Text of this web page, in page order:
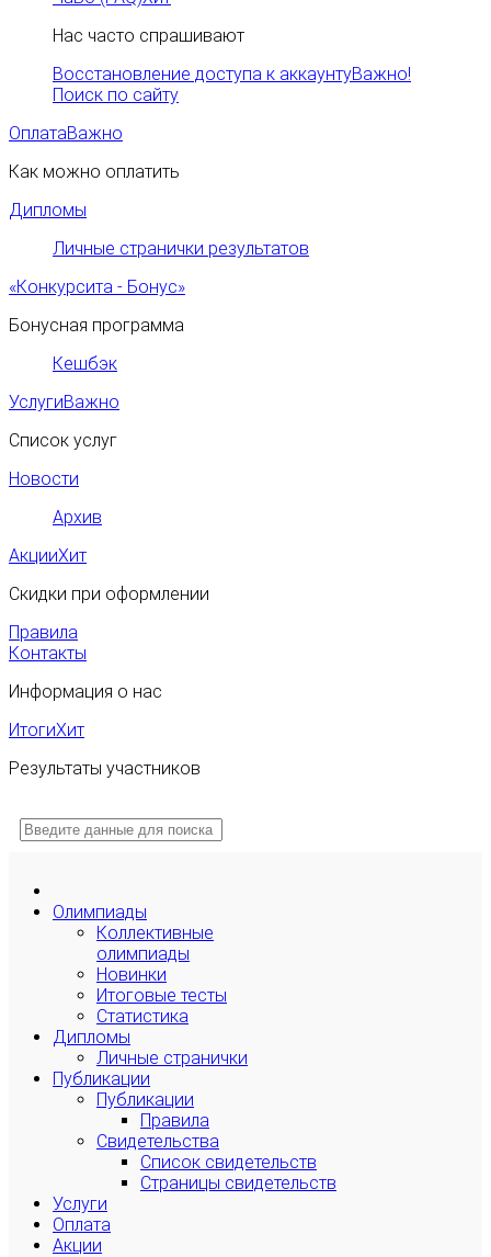
Нас часто спрашивают
Восстановление доступа к аккаунтуВажно!
Поиск по сайту
ОплатаВажно
Как можно оплатить
Дипломы
Личные странички результатов
«Конкурсита - Бонус»
Бонусная программа
Кешбэк
УслугиВажно
Список услуг
Новости
Архив
АкцииХит
Скидки при оформлении
Правила
Контакты
Информация о нас
ИтогиХит
Результаты участников
Олимпиады
Коллективные
олимпиады
Новинки
Итоговые тесты
Статистика
Дипломы
Личные странички
Публикации
Публикации
Правила
Свидетельства
Список свидетельств
Страницы свидетельств
Услуги
Оплата
Акции